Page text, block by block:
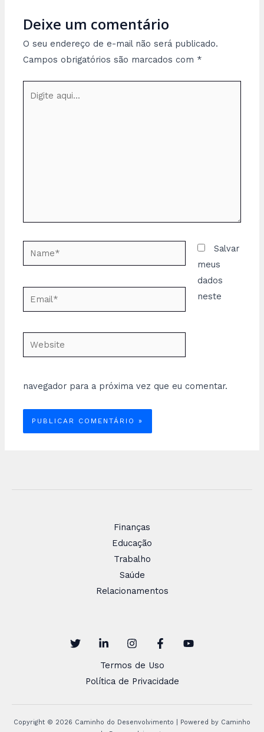
Deixe um comentário
O seu endereço de e-mail não será publicado.
Campos obrigatórios são marcados com *
aqui...
Name*
Email*
Website
Salvar
meus
dados
neste
navegador para a próxima vez que eu comentar.
Finanças
Educação
Trabalho
Saúde
Relacionamentos
Termos de Uso
Política de Privacidade
Copyright © 2026 Caminho do Desenvolvimento | Powered by Caminho